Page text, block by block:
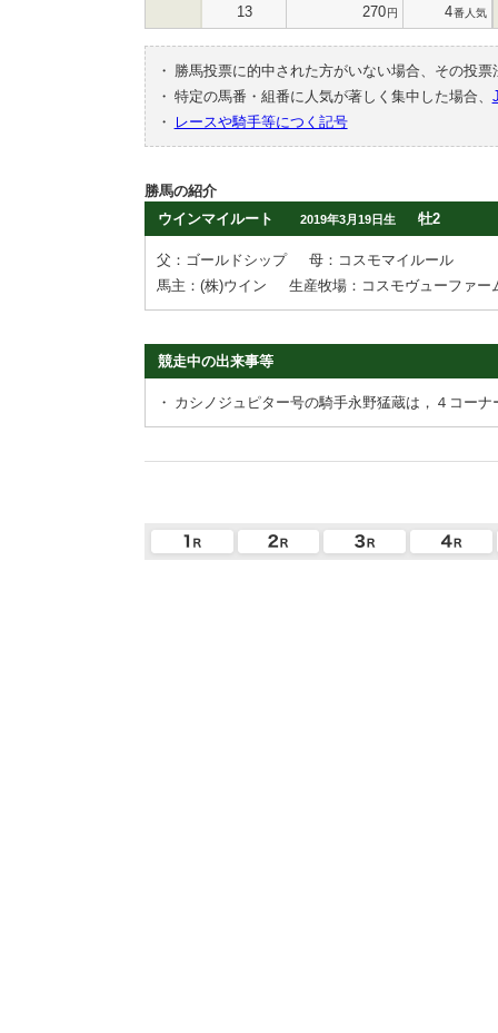
13 270円 4番人気
・
勝馬投票に的中された方がいない場合、その投
・ 特定の馬番・組番に人気が著しく集中した場合、
・
レースや騎手等につく記号
勝馬の紹介
ウインマイルート
2019年3月19日生 牡2
父：ゴールドシップ
母：コスモマイルール
馬主：(株)ウイン
生産牧場：コスモヴューファー
競走中の出来事等
・ カシノジュピター号の騎手永野猛蔵は，４コー